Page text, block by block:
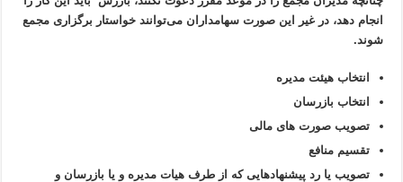
انجام دهد، در غیر این صورت سهامداران می‌توانند خواستار برگزاری مجمع
شوند.
انتخاب هیئت مدیره
انتخاب بازرسان
تصویب صورت های مالی
تقسیم منافع
تصویب یا رد پیشنهاد‌هایی که از طرف هیات مدیره و یا بازرسان و